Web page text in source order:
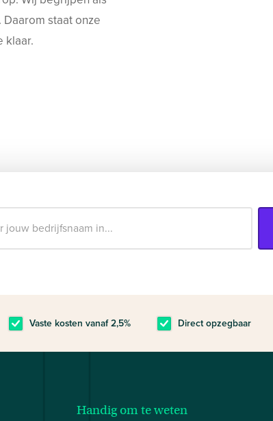
staat onze
klaar.
Vaste kosten vanaf 2,5% Direct opzegbaar
Handig om te weten